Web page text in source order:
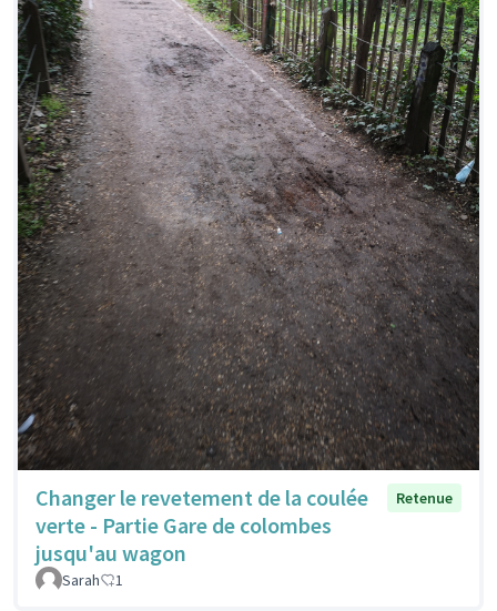
Changer le revetement de la coulée
verte - Partie Gare de colombes
jusqu'au wagon
Retenue
Sarah 1